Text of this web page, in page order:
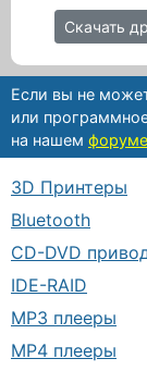
Скачать
Если вы не
или
на нашем форуме
3D Принтеры
Bluetooth
CD-DVD
IDE-RAID
MP3 плееры
MP4 плееры